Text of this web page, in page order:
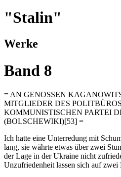
"Stalin"
Werke
Band 8
= AN GENOSSEN
MITGLIEDER DES
KOMMUNISTISCHEN PARTEI
(BOLSCHEWIKI)[53] =
Ich hatte eine Unterredung mit
lang, sie währte etwas über zwei
der Lage in der Ukraine nicht
Unzufriedenheit lassen sich auf